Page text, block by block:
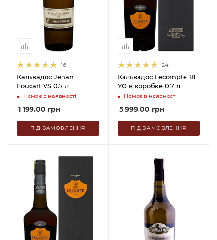
16
Кальвадос Jehan
Foucart VS 0.7 л
Немає в наявності
1 199.00 грн
ПІД ЗАМОВЛЕННЯ
24
Кальвадос Lecompte 18
YO в коробке 0.7 л
Немає в наявності
5 999.00 грн
ПІД ЗАМОВЛЕННЯ